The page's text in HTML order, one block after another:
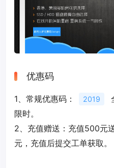
优惠码
1、常规优惠码： 2019
限时。
2、充值赠送：充值500元
元，充值后提交工单获取。